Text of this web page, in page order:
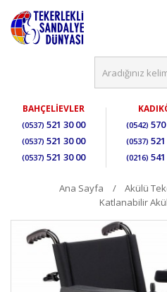
BAHÇELİEVLER
(0537) 521 30 00
(0537) 521 30 00
(0537) 521 30 00
(0542)
(0537)
(0216)
Ana Sayfa
Akülü
Katlanabilir